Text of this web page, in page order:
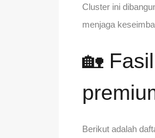
Cluster ini
menjaga
🏡
Berikut adalah